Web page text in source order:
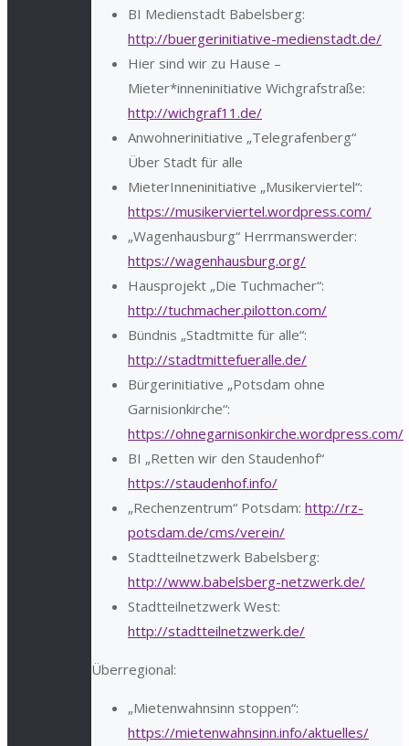
BI Medienstadt Babelsberg:
http://buergerinitiative-medienstadt.de/
Hier sind wir zu Hause –
Mieter*inneninitiative Wichgrafstraße:
http://wichgraf11.de/
Anwohnerinitiative „Telegrafenberg“
Über Stadt für alle
MieterInneninitiative „Musikerviertel“:
https://musikerviertel.wordpress.com/
„Wagenhausburg“ Herrmanswerder:
https://wagenhausburg.org/
Hausprojekt „Die Tuchmacher“:
http://tuchmacher.pilotton.com/
Bündnis „Stadtmitte für alle“:
http://stadtmittefueralle.de/
Bürgerinitiative „Potsdam ohne
Garnisionkirche“:
https://ohnegarnisonkirche.wordpress.com/
BI „Retten wir den Staudenhof“
https://staudenhof.info/
„Rechenzentrum“ Potsdam: http://rz-
potsdam.de/cms/verein/
Stadtteilnetzwerk Babelsberg:
http://www.babelsberg-netzwerk.de/
Stadtteilnetzwerk West:
http://stadtteilnetzwerk.de/
Überregional:
„Mietenwahnsinn stoppen“:
https://mietenwahnsinn.info/aktuelles/